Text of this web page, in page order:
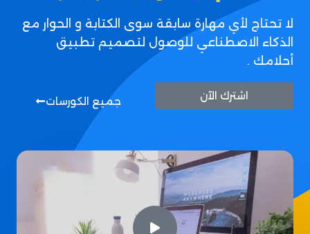
لا تحتاج لأي مهارة سابقة سوى الكتابة و الحوار مع
الذكاء الاصطناعي للوصول لتصميم تطبيق
أحلامك .
اشترك الآن جميع الكورسات